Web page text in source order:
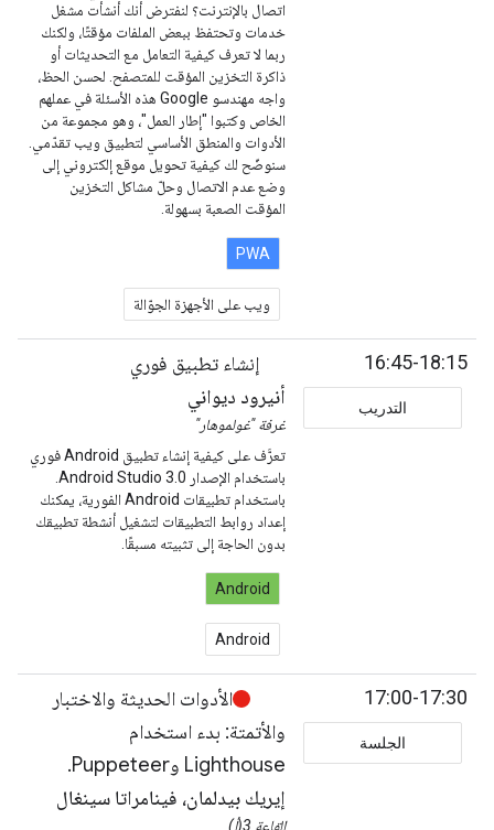
اتصال بالإنترنت؟ لنفترض أنك أنشأت مشغل
خدمات وتحتفظ ببعض الملفات مؤقتًا، ولكنك
ربما لا تعرف كيفية التعامل مع التحديثات أو
ذاكرة التخزين المؤقت للمتصفح. لحسن الحظ،
واجه مهندسو Google هذه الأسئلة في عملهم
الخاص وكتبوا "إطار العمل"، وهو مجموعة من
الأدوات والمنطق الأساسي لتطبيق ويب تقدّمي.
سنوضّح لك كيفية تحويل موقع إلكتروني إلى
وضع عدم الاتصال وحلّ مشاكل التخزين
المؤقت الصعبة بسهولة.
PWA
ويب على الأجهزة الجوّالة
16:45-18:15
التدريب
إنشاء تطبيق فوري
أنيرود ديواني
غرفة "غولموهار"
تعرَّف على كيفية إنشاء تطبيق Android فوري
باستخدام تطبيقات Android الفورية، يمكنك
إعداد روابط التطبيقات لتشغيل أنشطة تطبيقك
بدون الحاجة إلى تثبيته مسبقًا.
Android
Android
17:00-17:30
الجلسة
الأدوات الحديثة والاختبار
والأتمتة: بدء استخدام
Lighthouse وPuppeteer.
إيريك بيدلمان، فينامراتا سينغال
القاعة 3(أ)